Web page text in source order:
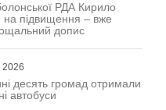
РДА Кирило
на підвищення – вже
допис
десять громад отримали
автобуси